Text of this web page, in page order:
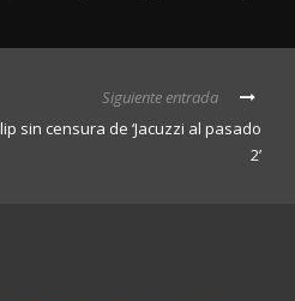
Siguiente entrada
sin censura de ‘Jacuzzi al pasado
2’